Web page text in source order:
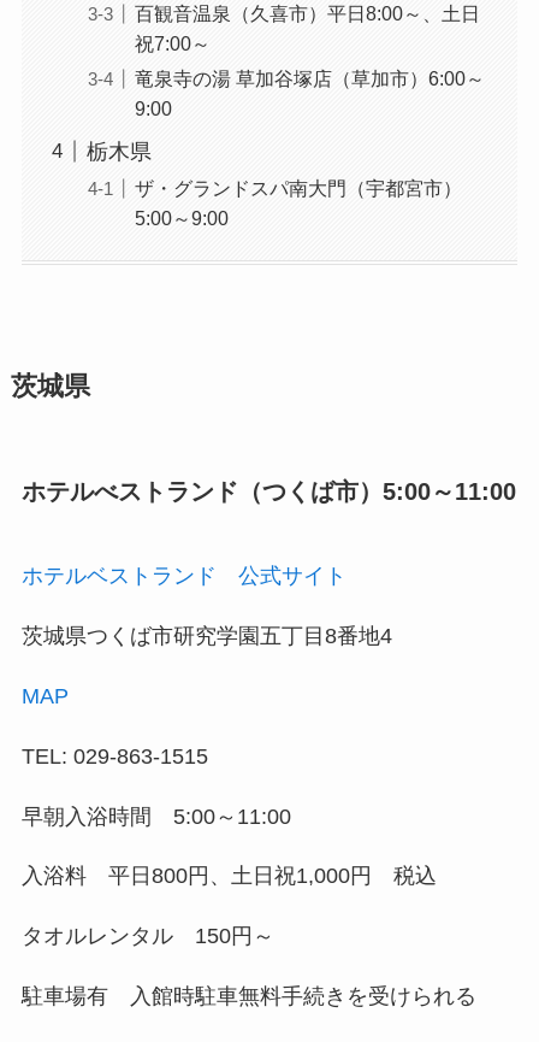
百観音温泉（久喜市）平日8:00～、土日
祝7:00～
竜泉寺の湯 草加谷塚店（草加市）6:00～
9:00
栃木県
ザ・グランドスパ南大門（宇都宮市）
5:00～9:00
茨城県
ホテルべストランド（つくば市）5:00～11:00
ホテルベストランド 公式サイト
茨城県つくば市研究学園五丁目8番地4
MAP
TEL: 029-863-1515
早朝入浴時間 5:00～11:00
入浴料 平日800円、土日祝1,000円 税込
タオルレンタル 150円～
駐車場有 入館時駐車無料手続きを受けられる